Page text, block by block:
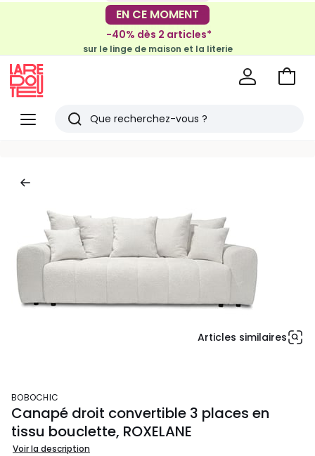
-30€ tous les 100€*
sur le meuble & la déco
EN CE MOMENT
-40% dès 2 articles*
sur le linge de maison et la literie
Menu
Redoute
Rechercher
Voir
Articles similaires
BOBOCHIC
Canapé droit convertible 3 places en
tissu bouclette, ROXELANE
Voir la description